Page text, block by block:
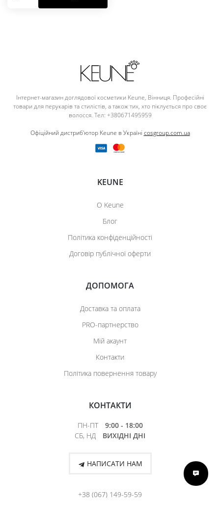
Інтернет-магазин доглядової косметики Keune, Вінниця. Професійні
товари для перукарів та стилістів, а також тих, хто піклується про своє
волосся. Тел: +380671495959
Офіційний дистриб'ютор Keune в Україні cosgroup.com.ua
KEUNE
О Keune
Блог
Політика конфіденційності
Договір публічної оферти
ДОПОМОГА
Доставка та оплата
PRO-партнерство
Мій акаунт
Контакти
Політика повернення товару
КОНТАКТИ
ПН-ПТ
9:00 - 18:00
СБ, НД
ВИХІДНІ ДНІ
НАПИСАТИ НАМ
+38 (067) 149-59-59